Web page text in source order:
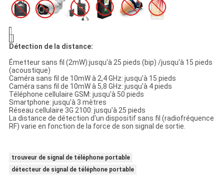
Détection de la distance:
Émetteur sans fil (2mW):jusqu'à 25 pieds (bip) /jusqu'à 15 pieds
(acoustique)
Caméra sans fil de 10mW à 2,4 GHz: jusqu'à 15 pieds
Caméra sans fil de 10mW à 5,8 GHz: jusqu'à 4 pieds
Téléphone cellulaire GSM: jusqu'à 50 pieds
Smartphone: jusqu'à 3 mètres
Réseau cellulaire 3G 2100: jusqu'à 25 pieds
La distance de détection d'un dispositif sans fil (radiofréquence
RF) varie en fonction de la force de son signal de sortie.
trouveur de signal de téléphone portable
détecteur de signal de téléphone portable